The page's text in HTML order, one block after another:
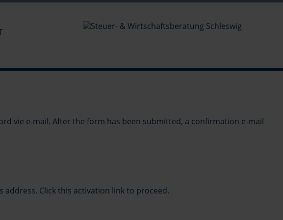
vie e-mail. After the form has been submitted, a confirmation e-mail
Click this activation link to proceed.